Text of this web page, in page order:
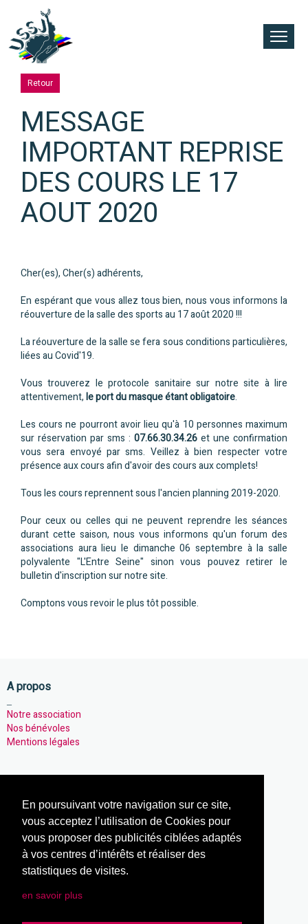
En poursuivant votre navigation sur ce site,
vous acceptez l’utilisation de Cookies pour
vous proposer des publicités ciblées adaptés
à vos centres d’intérêts et réaliser des
statistiques de visites.
en savoir plus
Retour
MESSAGE
IMPORTANT REPRISE
DES COURS LE 17
AOUT 2020
Cher(es), Cher(s) adhérents,
En espérant que vous allez tous bien, nous vous informons la
réouverture de la salle des sports au 17 août 2020 !!!
La réouverture de la salle se fera sous conditions particulières,
liées au Covid'19.
Vous trouverez le protocole sanitaire sur notre site à lire
attentivement,le port du masque étant obligatoire.
Les cours ne pourront avoir lieu qu'à 10 personnes maximum
sur réservation par sms : 07.66.30.34.26 et une confirmation
vous sera envoyé par sms. Veillez à bien respecter votre
présence aux cours afin d'avoir des cours aux complets!
Tous les cours reprennent sous l'ancien planning 2019-2020.
Pour ceux ou celles qui ne peuvent reprendre les séances
durant cette saison, nous vous informons qu'un forum des
associations aura lieu le dimanche 06 septembre à la salle
polyvalente "L'Entre Seine" sinon vous pouvez retirer le
bulletin d'inscription sur notre site.
Comptons vous revoir le plus tôt possible.
A propos
Notre association
Nos bénévoles
Mentions légales
Nos activités
Notre actualités
Règlement intérieur
Notre site